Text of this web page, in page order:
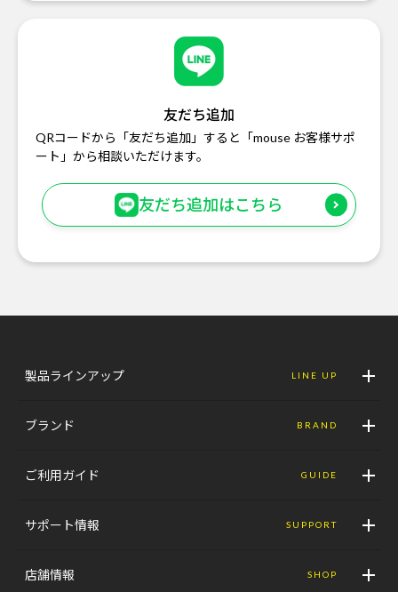
友だち追加
QRコードから「友だち追加」すると「mouse お客様サポ
ート」から相談いただけます。
友だち追加はこちら
製品ラインアップ LINE UP
ブランド BRAND
ご利用ガイド GUIDE
サポート情報 SUPPORT
店舗情報 SHOP